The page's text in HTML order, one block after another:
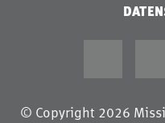
© Copyright 2026